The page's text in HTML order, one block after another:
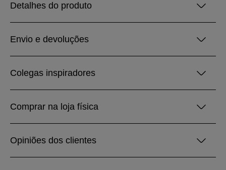
Detalhes do produto
Envio e devoluções
Colegas inspiradores
Comprar na loja física
Opiniões dos clientes